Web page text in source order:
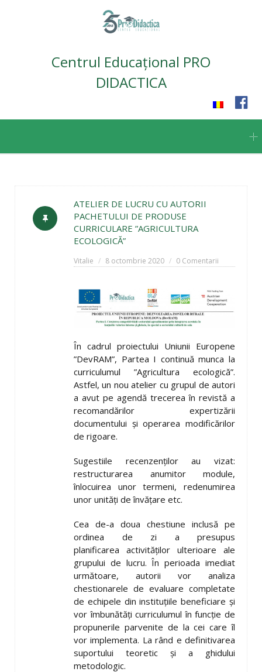
Centrul Educațional PRO
DIDACTICA
content
ATELIER DE LUCRU CU AUTORII
PACHETULUI DE PRODUSE
CURRICULARE ”AGRICULTURA
ECOLOGICĂ”
Vitalie 8 octombrie 2020 0 Comentarii
În cadrul proiectului Uniunii Europene
”DevRAM”, Partea I continuă munca la
curriculumul ”Agricultura ecologică”.
Astfel, un nou atelier cu grupul de autori
a avut pe agendă trecerea în revistă a
recomandărilor expertizării
documentului și operarea modificărilor
de rigoare.
Sugestiile recenzenților au vizat:
restructurarea anumitor module,
înlocuirea unor termeni, redenumirea
unor unități de învățare etc.
Cea de-a doua chestiune inclusă pe
ordinea de zi a presupus
planificarea
activităților ulterioare ale
grupului de lucru. În perioada imediat
următoare, autorii vor analiza
chestionarele de evaluare completate
de echipele din instituțiile beneficiare și
vor îmbunătăți curriculumul în funcție de
propunerile parvenite de la cei care îl
vor implementa. La rând e definitivarea
suportului teoretic și a ghidului
metodologic.